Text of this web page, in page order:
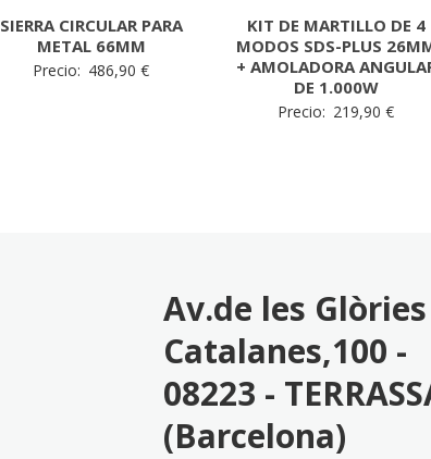
SIERRA CIRCULAR PARA
METAL 66MM
Precio: 486,90€
KIT DE MARTILLO DE 4
MODOS SDS-PLUS
+ AMOLADORA
DE 1.000W
Precio: 219,90€
Av.de les Glòries
Catalanes,100 -
08223 -
(Barcelona)